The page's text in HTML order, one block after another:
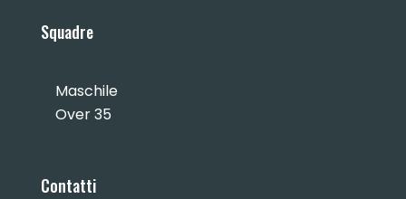
Squadre
Maschile
Over 35
Contatti